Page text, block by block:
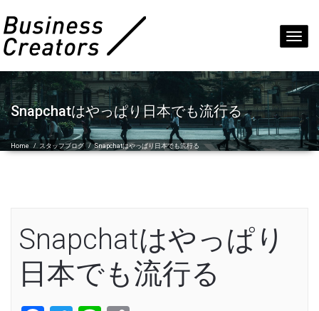
Snapchatはやっぱり日本でも流行る
Home / スタッフブログ /Snapchatはやっぱり日本でも流行る
Snapchatはやっぱり
日本でも流行る